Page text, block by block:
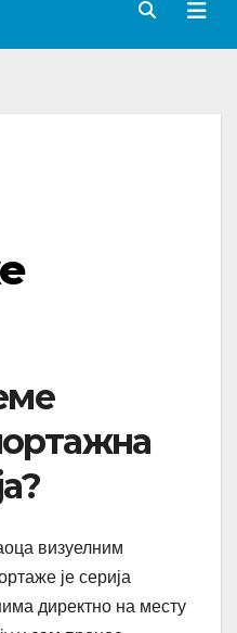
визуелним
је серија
директно на месту